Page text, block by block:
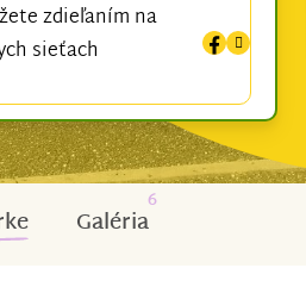
zdieľaním na
sieťach
Galéria
6